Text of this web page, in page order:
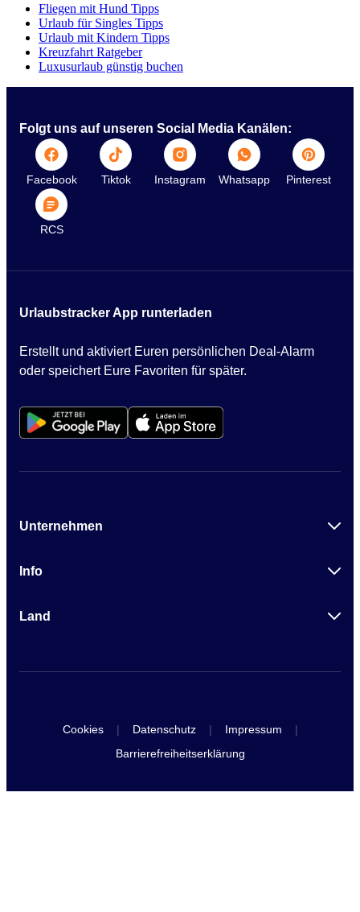
Fliegen mit Hund Tipps
Urlaub für Singles Tipps
Urlaub mit Kindern Tipps
Kreuzfahrt Ratgeber
Luxusurlaub günstig buchen